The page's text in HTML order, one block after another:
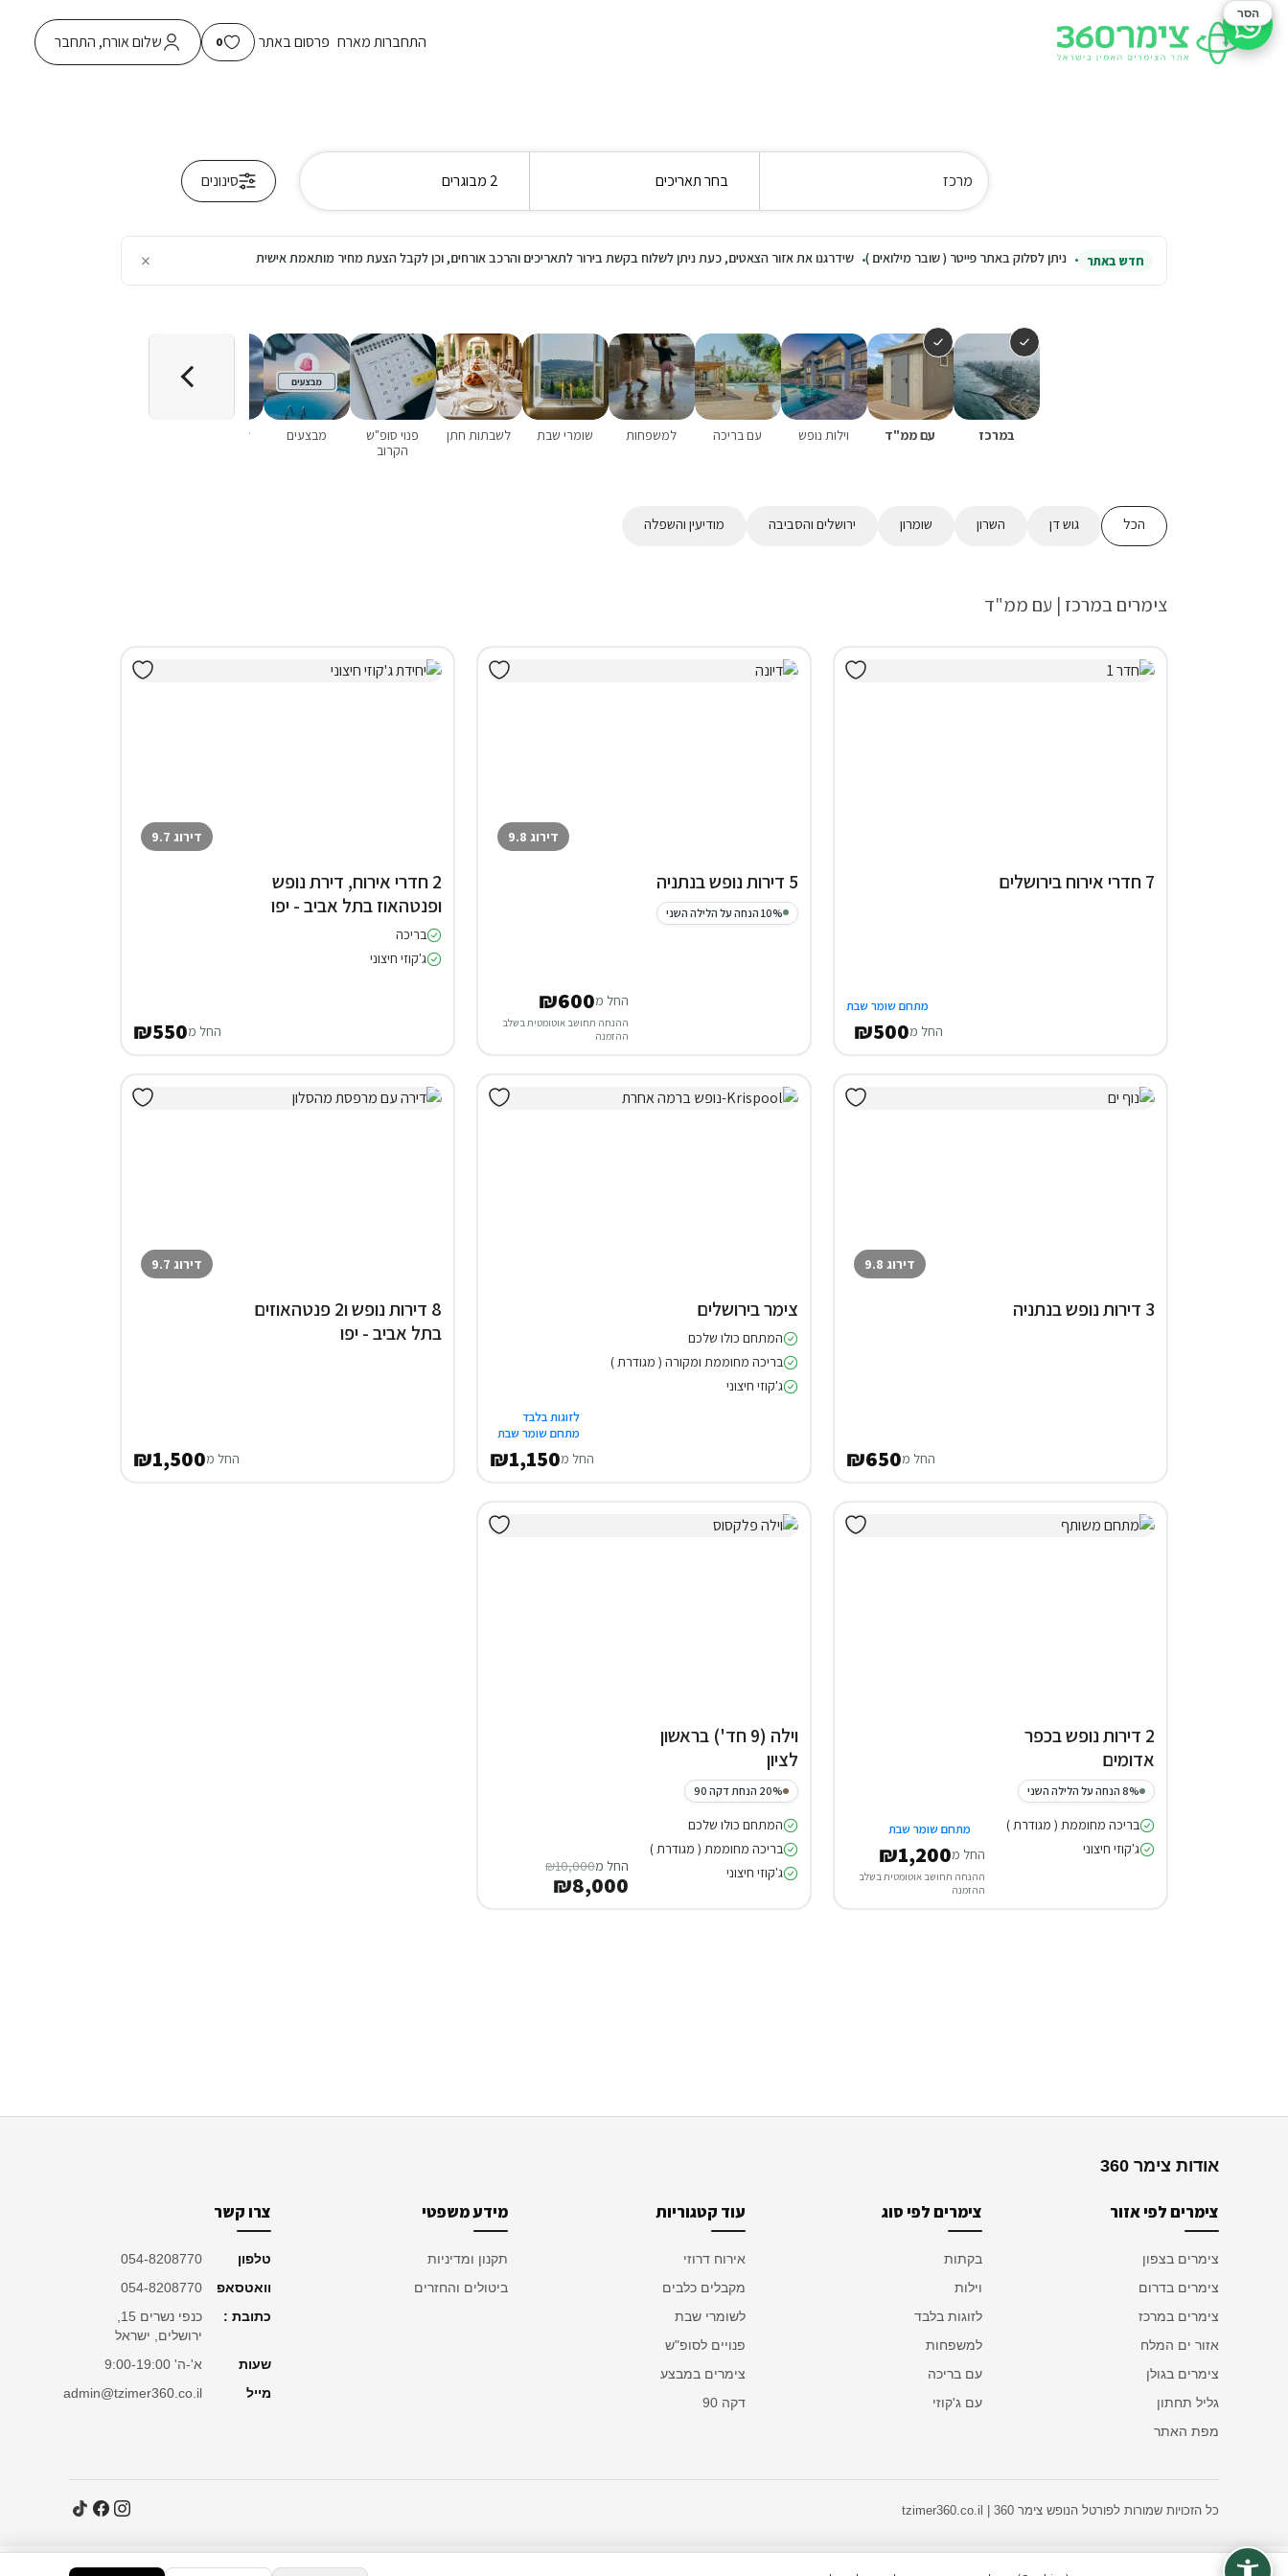
התחברות מארח פרסום באתר 0 שלום אורח, התחבר
מרכז בחר תאריכים 2 מבוגרים סינונים
חדש באתר ניתן לסלוק באתר פייטר ( שובר מילואים ) שידרגנו את אזור הצאטים, כעת ניתן לשלוח בקשת בירור לתאריכים והרכב אורחים, וכן לקבל הצעת מחיר מותאמת אישית ×
במרכז עם ממ"ד וילות נופש עם בריכה למשפחות שומרי שבת לשבתות חתן
פנוי סופ"ש
הקרוב
מבצעים לזוגות בלבד
הכל גוש דן השרון שומרון ירושלים והסביבה מודיעין והשפלה
צימרים במרכז | עם ממ"ד
7 חדרי אירוח בירושלים
מתחם שומר שבת
החל מ₪500
דירוג 9.8
5 דירות נופש בנתניה
10% הנחה על הלילה השני
החל מ₪600
ההנחה תחושב אוטומטית בשלב
ההזמנה
דירוג 9.7
2 חדרי אירוח, דירת נופש
ופנטהאוז בתל אביב - יפו
בריכה
ג'קוזי חיצוני
החל מ₪550
דירוג 9.8
3 דירות נופש בנתניה
החל מ₪650
צימר בירושלים
המתחם כולו שלכם
בריכה מחוממת ומקורה ( מגודרת )
ג'קוזי חיצוני
לזוגות בלבד
מתחם שומר שבת
החל מ₪1,150
דירוג 9.7
8 דירות נופש ו2 פנטהאוזים
בתל אביב - יפו
החל מ₪1,500
2 דירות נופש בכפר
אדומים
8% הנחה על הלילה השני
בריכה מחוממת ( מגודרת )
ג'קוזי חיצוני
מתחם שומר שבת
החל מ₪1,200
ההנחה תחושב אוטומטית בשלב
ההזמנה
וילה (9 חד') בראשון
לציון
20% הנחת דקה 90
המתחם כולו שלכם
בריכה מחוממת ( מגודרת )
ג'קוזי חיצוני
החל מ₪10,000
₪8,000
אודות צימר 360
צימרים לפי אזור
צימרים בצפון
צימרים בדרום
צימרים במרכז
אזור ים המלח
צימרים בגולן
גליל תחתון
מפת האתר
צימרים לפי סוג
בקתות
וילות
לזוגות בלבד
למשפחות
עם בריכה
עם ג'קוזי
עוד קטגוריות
אירוח דרוזי
מקבלים כלבים
לשומרי שבת
פנויים לסופ"ש
צימרים במבצע
דקה 90
מידע משפטי
תקנון ומדיניות
ביטולים והחזרים
צרו קשר
טלפון
054-8208770
וואטסאפ
054-8208770
כתובת :
כנפי נשרים 15,
ירושלים, ישראל
שעות
א'-ה' 9:00-19:00
מייל
admin@tzimer360.co.il
כל הזכויות שמורות לפורטל הנופש צימר 360 | tzimer360.co.il
סיוע בהזמנה
הסר